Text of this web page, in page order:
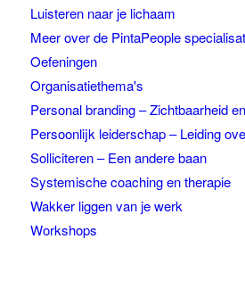
Luisteren naar je lichaam
Meer over de PintaPeople
Oefeningen
Organisatiethema's
Personal branding – Zichtbaarheid
Persoonlijk leiderschap – Leiding
Solliciteren – Een andere baan
Systemische coaching en therapie
Wakker liggen van je werk
Workshops